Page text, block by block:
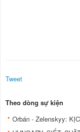
Tweet
Theo dòng sự kiện
Orbán - Zelenskyy: